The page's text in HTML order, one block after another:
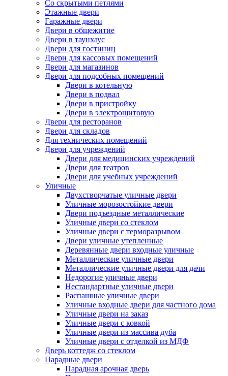
Со скрытыми петлями
Этажные двери
Гаражные двери
Двери в общежитие
Двери в таунхаус
Двери для гостиниц
Двери для кассовых помещений
Двери для магазинов
Двери для подсобных помещений
Двери в котельную
Двери в подвал
Двери в пристройку
Двери в электрощитовую
Двери для ресторанов
Двери для складов
Для технических помещений
Двери для учреждений
Двери для медицинских учреждений
Двери для театров
Двери для учебных учреждений
Уличные
Двухстворчатые уличные двери
Уличные морозостойкие двери
Двери подъездные металлические
Уличные двери со стеклом
Уличные двери с терморазрывом
Двери уличные утепленные
Деревянные двери входные уличные
Металлические уличные двери
Металлические уличные двери для дачи
Недорогие уличные двери
Нестандартные уличные двери
Распашные уличные двери
Уличные входные двери для частного дома
Уличные двери на заказ
Уличные двери с ковкой
Уличные двери из массива дуба
Уличные двери с отделкой из МДФ
Дверь коттедж со стеклом
Парадные двери
Парадная арочная дверь